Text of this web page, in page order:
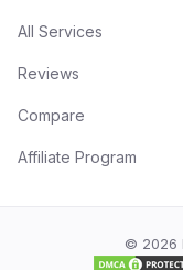
All Services
Reviews
Compare
Affiliate Program
© 2026